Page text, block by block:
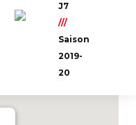
J7
///
Saison
2019-
20
Stade Pierre